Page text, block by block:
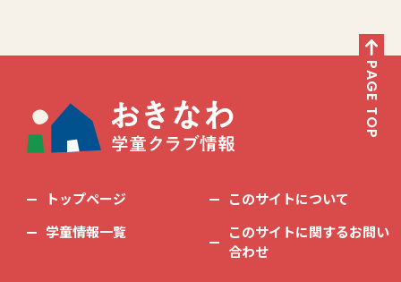
トップページ
このサイトについて
学童情報一覧
このサイトに関するお問い
合わせ
PAGE TOP